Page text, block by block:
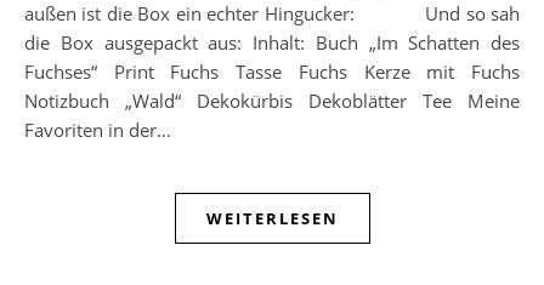
außen ist die Box ein echter Hingucker: Und so sah
die Box ausgepackt aus: Inhalt: Buch „Im Schatten des
Fuchses“ Print Fuchs Tasse Fuchs Kerze mit Fuchs
Notizbuch „Wald“ Dekokürbis Dekoblätter Tee Meine
Favoriten in der…
WEITERLESEN